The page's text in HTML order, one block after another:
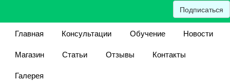
Подписаться
Главная Консультации Обучение
Новости
Магазин
Статьи Отзывы
Контакты
Галерея